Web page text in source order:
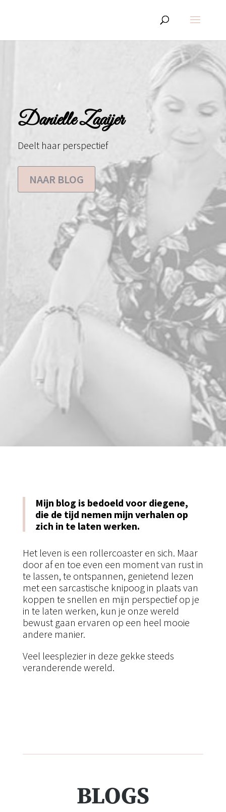
Danielle Zaaijer
Deelt haar perspectief
NAAR BLOG
Mijn blog is bedoeld voor diegene,
die de tijd nemen mijn verhalen op
zich in te laten werken.
Het leven is een rollercoaster en sich. Maar
door af en toe even een moment van rust in
te lassen, te ontspannen, genietend lezen
met een sarcastische knipoog in plaats van
koppen te snellen en mijn perspectief op je
in te laten werken, kun je onze wereld
bewust gaan ervaren op een heel mooie
andere manier.
Veel leesplezier in deze gekke steeds
veranderende wereld.
BLOGS